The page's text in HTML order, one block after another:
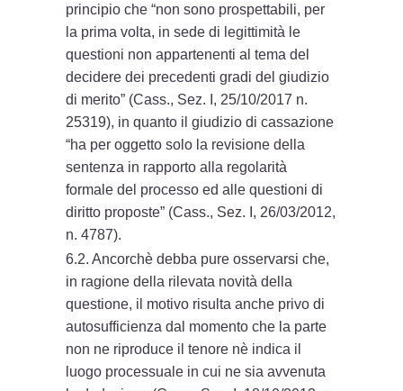
principio che “non sono prospettabili, per
la prima volta, in sede di legittimità le
questioni non appartenenti al tema del
decidere dei precedenti gradi del giudizio
di merito” (Cass., Sez. I, 25/10/2017 n.
25319), in quanto il giudizio di cassazione
“ha per oggetto solo la revisione della
sentenza in rapporto alla regolarità
formale del processo ed alle questioni di
diritto proposte” (Cass., Sez. I, 26/03/2012,
n. 4787).
6.2. Ancorchè debba pure osservarsi che,
in ragione della rilevata novità della
questione, il motivo risulta anche privo di
autosufficienza dal momento che la parte
non ne riproduce il tenore nè indica il
luogo processuale in cui ne sia avvenuta